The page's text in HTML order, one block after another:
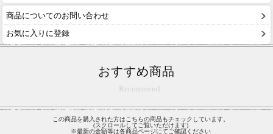
商品についてのお問い合わせ
お気に入りに登録
おすすめ商品
Recommend
この商品を購入された方はこちらの商品もチェックしています。
(スクロールしてご覧いただけます)
※最新の金額等は各商品ページにてご確認ください